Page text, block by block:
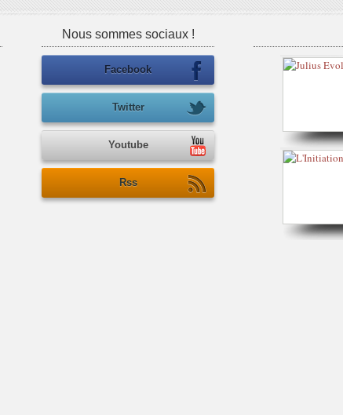
Nous sommes sociaux !
Facebook
Twitter
Youtube
Rss